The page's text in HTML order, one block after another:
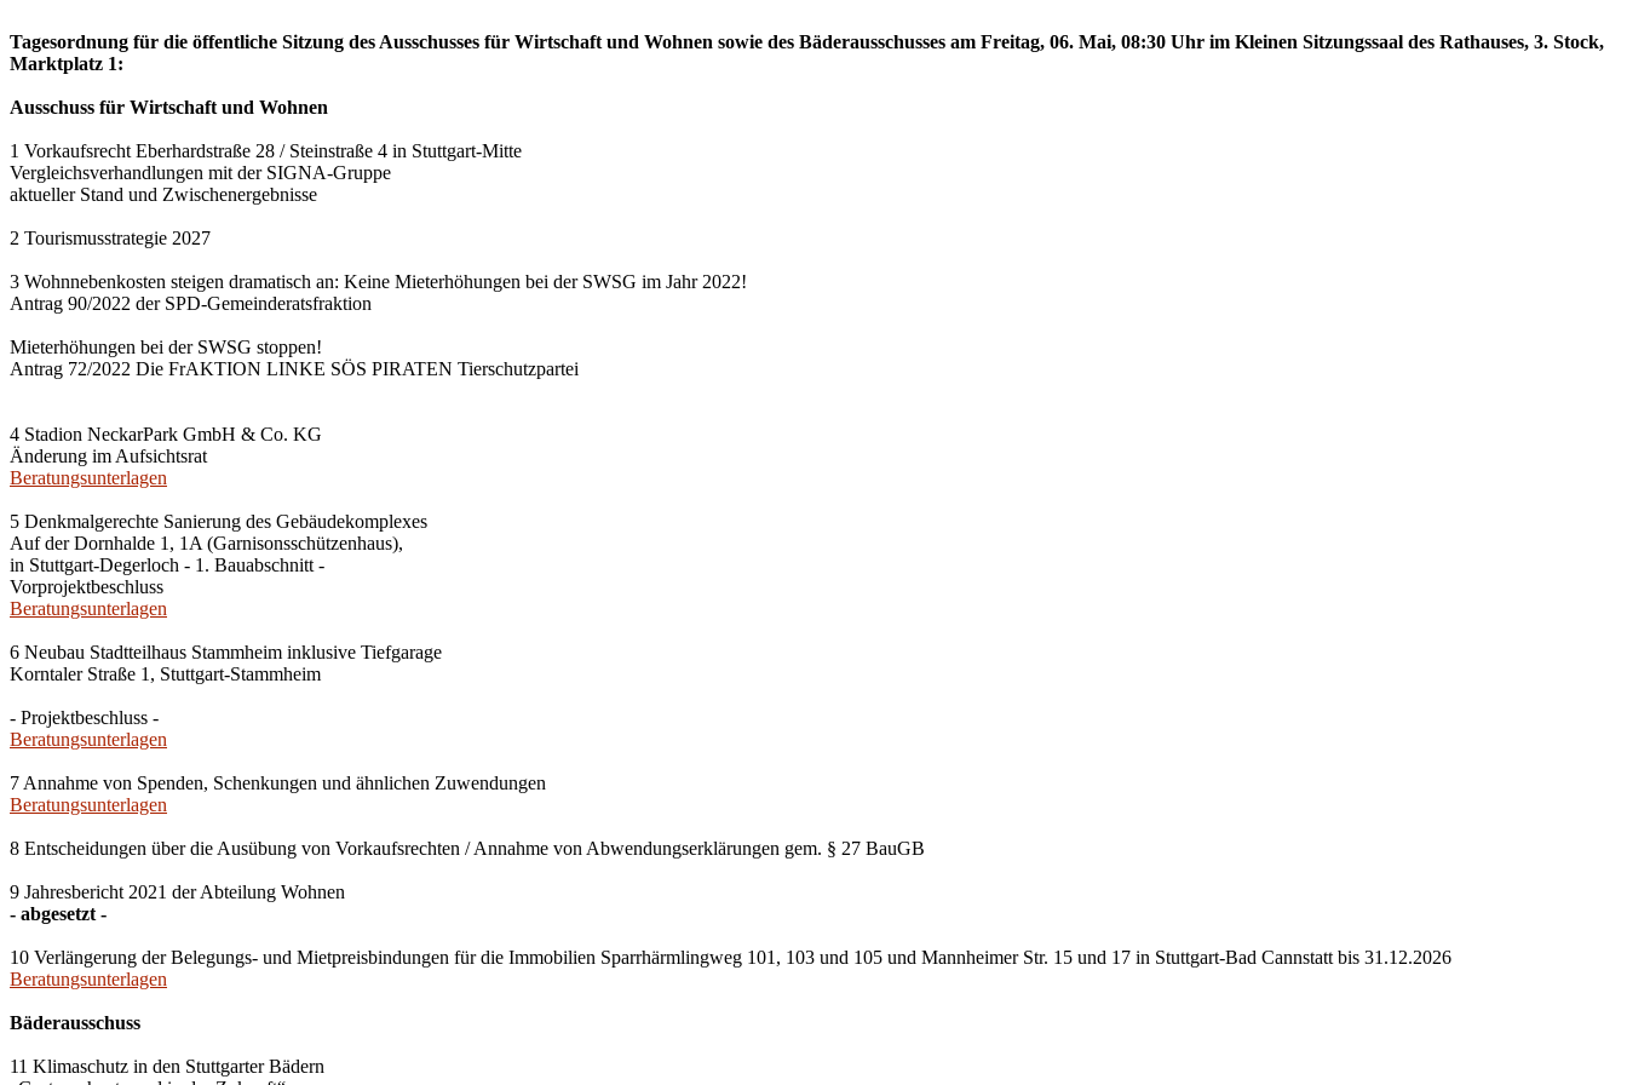
Tagesordnung für die öffentliche Sitzung des Ausschusses für Wirtschaft und Wohnen sowie des Bäderausschusses am Freitag, 06. Mai, 08:30 Uhr im Kleinen Sitzungssaal des Rathauses, 3. Stock,
Marktplatz 1:
Ausschuss für Wirtschaft und Wohnen
1 Vorkaufsrecht Eberhardstraße 28 / Steinstraße 4 in Stuttgart-Mitte
Vergleichsverhandlungen mit der SIGNA-Gruppe
aktueller Stand und Zwischenergebnisse
2 Tourismusstrategie 2027
3 Wohnnebenkosten steigen dramatisch an: Keine Mieterhöhungen bei der SWSG im Jahr 2022!
Antrag 90/2022 der SPD-Gemeinderatsfraktion
Mieterhöhungen bei der SWSG stoppen!
Antrag 72/2022 Die FrAKTION LINKE SÖS PIRATEN Tierschutzpartei
4 Stadion NeckarPark GmbH & Co. KG
Änderung im Aufsichtsrat
Beratungsunterlagen
5 Denkmalgerechte Sanierung des Gebäudekomplexes
Auf der Dornhalde 1, 1A (Garnisonsschützenhaus),
in Stuttgart-Degerloch - 1. Bauabschnitt -
Vorprojektbeschluss
Beratungsunterlagen
6 Neubau Stadtteilhaus Stammheim inklusive Tiefgarage
Korntaler Straße 1, Stuttgart-Stammheim
- Projektbeschluss -
Beratungsunterlagen
7 Annahme von Spenden, Schenkungen und ähnlichen Zuwendungen
Beratungsunterlagen
8 Entscheidungen über die Ausübung von Vorkaufsrechten / Annahme von Abwendungserklärungen gem. § 27 BauGB
9 Jahresbericht 2021 der Abteilung Wohnen
- abgesetzt -
10 Verlängerung der Belegungs- und Mietpreisbindungen für die Immobilien Sparrhärmlingweg 101, 103 und 105 und Mannheimer Str. 15 und 17 in Stuttgart-Bad Cannstatt bis 31.12.2026
Beratungsunterlagen
Bäderausschuss
11 Klimaschutz in den Stuttgarter Bädern